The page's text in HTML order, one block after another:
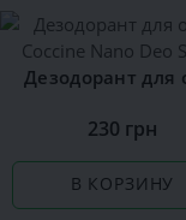
230 грн
В КОРЗИНУ